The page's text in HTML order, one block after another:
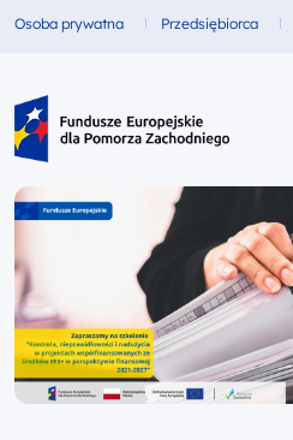
Fundusze dla
Osoba prywatna Fundusze dla
Przedsiębiorca
Fundusze Europejskie dla